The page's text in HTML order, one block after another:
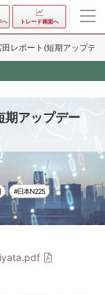
へ トレード画面へ
レポート(短期アップデ
期アップデー
#日本N225